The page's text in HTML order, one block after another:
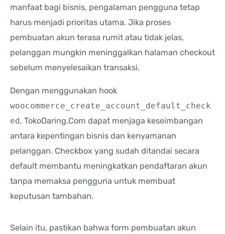
manfaat bagi bisnis, pengalaman pengguna tetap
harus menjadi prioritas utama. Jika proses
pembuatan akun terasa rumit atau tidak jelas,
pelanggan mungkin meninggalkan halaman checkout
sebelum menyelesaikan transaksi.
Dengan menggunakan hook
woocommerce_create_account_default_check
ed, TokoDaring.Com dapat menjaga keseimbangan
antara kepentingan bisnis dan kenyamanan
pelanggan. Checkbox yang sudah ditandai secara
default membantu meningkatkan pendaftaran akun
tanpa memaksa pengguna untuk membuat
keputusan tambahan.
Selain itu, pastikan bahwa form pembuatan akun